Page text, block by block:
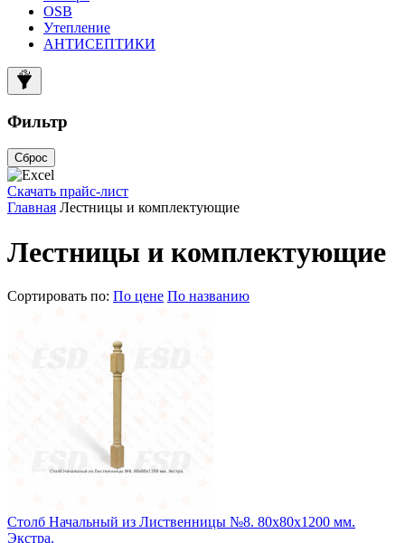
OSB
Утепление
АНТИСЕПТИКИ
Фильтр
Сброс
Скачать прайс-лист
Главная Лестницы и комплектующие
Лестницы и комплектующие
Сортировать по: По цене По названию
Столб Начальный из Лиственницы №8. 80х80х1200 мм.
Экстра.